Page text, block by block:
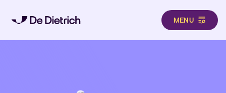
MENU